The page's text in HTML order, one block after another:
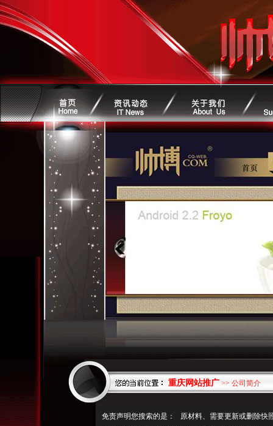
重庆网站推广 >> 公司简介
免责声明您搜索的是： 原材料、需要更新或删除快